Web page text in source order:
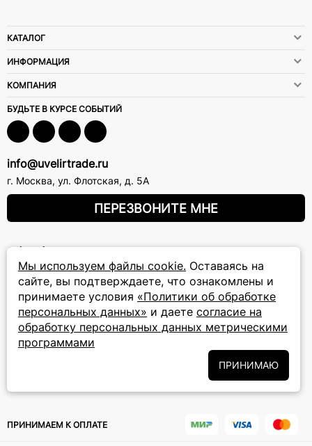
Мы используем файлы cookie. Оставаясь на
сайте, вы подтверждаете, что ознакомлены и
принимаете условия «Политики об обработке
персональных данных» и даете согласие на
обработку персональных данных метрическими
программами
ПРИНИМАЮ
КАТАЛОГ
ИНФОРМАЦИЯ
КОМПАНИЯ
БУДЬТЕ В КУРСЕ СОБЫТИЙ
info@uvelirtrade.ru
г. Москва, ул. Флотская, д. 5А
ПЕРЕЗВОНИТЕ МНЕ
8 (800) 777-72-69
прием звонков: круглосуточно
ПОДПИСКА НА РАССЫЛКУ
Подписаться на новости
Подписываясь на рассылку, вы соглашаетесь с условиямиПолитики
ПРИНИМАЕМ К ОПЛАТЕ